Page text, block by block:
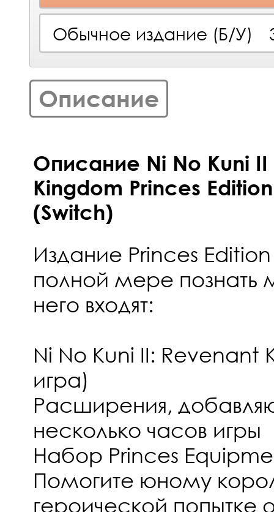
Обычное издание (Б/У)
Описание
Описание Ni No Kuni II
Kingdom Princes
(Switch)
Издание Princes
полной мере познать
него входят:
Ni No Kuni II: Revenant
игра)
Расширения,
несколько часов игры
Набор Princes
Помогите юному
героической попытке